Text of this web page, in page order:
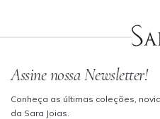
Assine nossa Newsletter!
Conheça as últimas coleções,
da Sara Joias.